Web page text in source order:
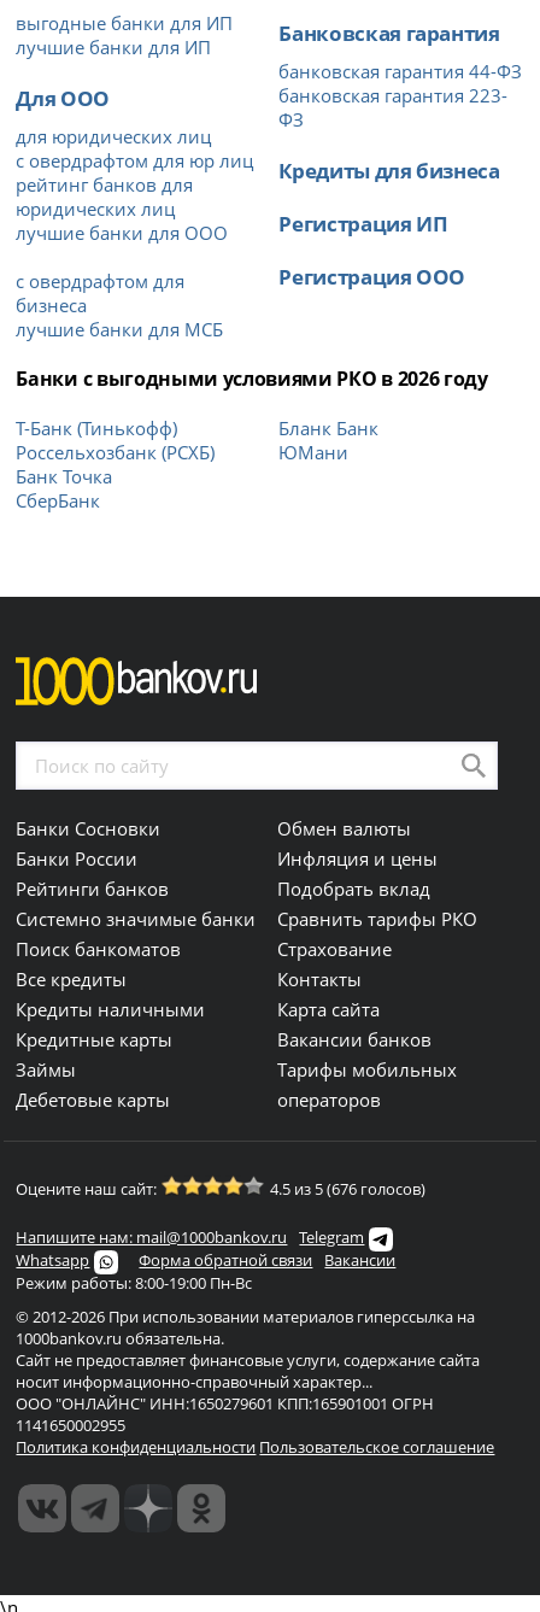
выгодные банки для ИП
лучшие банки для ИП
Для ООО
для юридических лиц
с овердрафтом для юр лиц
рейтинг банков для
юридических лиц
лучшие банки для ООО
с овердрафтом для
бизнеса
лучшие банки для МСБ
Банковская гарантия
банковская гарантия 44-ФЗ
банковская гарантия 223-
ФЗ
Кредиты для бизнеса
Регистрация ИП
Регистрация ООО
Банки с выгодными условиями РКО в 2026 году
Т-Банк (Тинькофф)
Россельхозбанк (РСХБ)
Банк Точка
СберБанк
Бланк Банк
ЮМани
Банки Сосновки
Банки России
Рейтинги банков
Системно значимые банки
Поиск банкоматов
Все кредиты
Кредиты наличными
Кредитные карты
Займы
Дебетовые карты
Обмен валюты
Инфляция и цены
Подобрать вклад
Сравнить тарифы РКО
Страхование
Контакты
Карта сайта
Вакансии банков
Тарифы мобильных
операторов
Оцените наш сайт: 4.5 из 5 (676 голосов)
Напишите нам: mail@1000bankov.ru
Telegram
Whatsapp
Форма обратной связи
Вакансии
Режим работы: 8:00-19:00 Пн-Вс
© 2012-2026 При использовании материалов гиперссылка на
1000bankov.ru обязательна.
Сайт не предоставляет финансовые услуги, содержание сайта
носит информационно-справочный характер...
ООО "ОНЛАЙНС" ИНН:1650279601 КПП:165901001 ОГРН
1141650002955
Политика конфиденциальности Пользовательское соглашение
\n